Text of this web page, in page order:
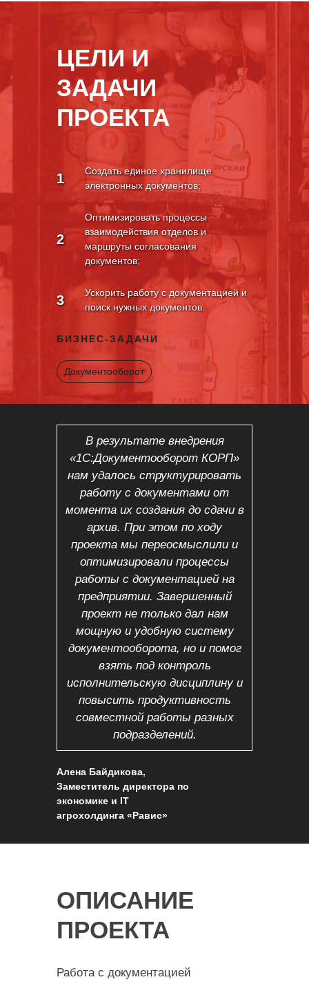
ЦЕЛИ И
ЗАДАЧИ
ПРОЕКТА
1
Создать единое хранилище
электронных документов;
2
Оптимизировать процессы
взаимодействия отделов и
маршруты согласования
документов;
3
Ускорить работу с документацией и
поиск нужных документов.
БИЗНЕС-ЗАДАЧИ
Документооборот
В результате внедрения
«1С:Документооборот КОРП»
нам удалось структурировать
работу с документами от
момента их создания до сдачи в
архив. При этом по ходу
проекта мы переосмыслили и
оптимизировали процессы
работы с документацией на
предприятии. Завершенный
проект не только дал нам
мощную и удобную систему
документооборота, но и помог
взять под контроль
исполнительскую дисциплину и
повысить продуктивность
совместной работы разных
подразделений.
Алена Байдикова,
Заместитель директора по
экономике и IT
агрохолдинга «Равис»
ОПИСАНИЕ
ПРОЕКТА
Работа с документацией